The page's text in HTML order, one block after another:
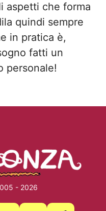
aspetti che forma
quindi sempre
in pratica è,
fatti un
personale!
- 2026